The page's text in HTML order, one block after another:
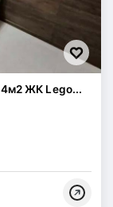
ЖК Lego...